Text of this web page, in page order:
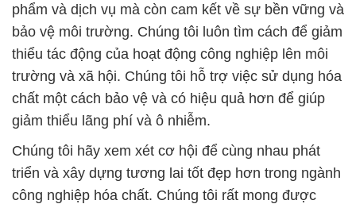
phẩm và dịch vụ mà còn cam kết về sự bền vững và
bảo vệ môi trường. Chúng tôi luôn tìm cách để giảm
thiểu tác động của hoạt động công nghiệp lên môi
trường và xã hội. Chúng tôi hỗ trợ việc sử dụng hóa
chất một cách bảo vệ và có hiệu quả hơn để giúp
giảm thiểu lãng phí và ô nhiễm.
Chúng tôi hãy xem xét cơ hội để cùng nhau phát
triển và xây dựng tương lai tốt đẹp hơn trong ngành
công nghiệp hóa chất. Chúng tôi rất mong được